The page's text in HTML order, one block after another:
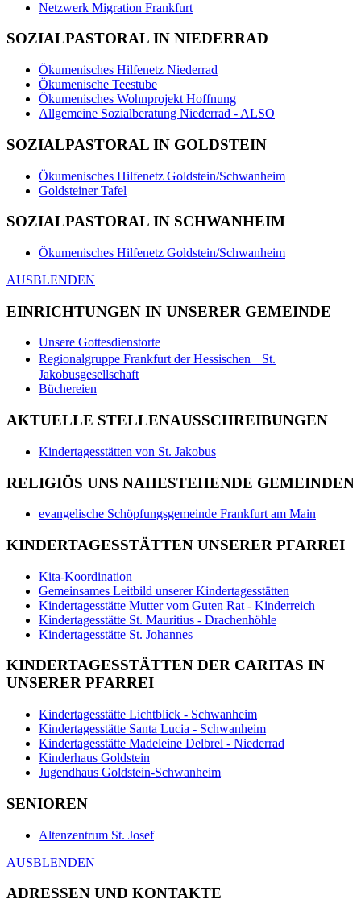
Netzwerk Migration Frankfurt
SOZIALPASTORAL IN NIEDERRAD
Ökumenisches Hilfenetz Niederrad
Ökumenische Teestube
Ökumenisches Wohnprojekt Hoffnung
Allgemeine Sozialberatung Niederrad - ALSO
SOZIALPASTORAL IN GOLDSTEIN
Ökumenisches Hilfenetz Goldstein/Schwanheim
Goldsteiner Tafel
SOZIALPASTORAL IN SCHWANHEIM
Ökumenisches Hilfenetz Goldstein/Schwanheim
AUSBLENDEN
EINRICHTUNGEN IN UNSERER GEMEINDE
Unsere Gottesdienstorte
Regionalgruppe Frankfurt der Hessischen St.
Jakobusgesellschaft
Büchereien
AKTUELLE STELLENAUSSCHREIBUNGEN
Kindertagesstätten von St. Jakobus
RELIGIÖS UNS NAHESTEHENDE GEMEINDEN
evangelische Schöpfungsgemeinde Frankfurt am Main
KINDERTAGESSTÄTTEN UNSERER PFARREI
Kita-Koordination
Gemeinsames Leitbild unserer Kindertagesstätten
Kindertagesstätte Mutter vom Guten Rat - Kinderreich
Kindertagesstätte St. Mauritius - Drachenhöhle
Kindertagesstätte St. Johannes
KINDERTAGESSTÄTTEN DER CARITAS IN
UNSERER PFARREI
Kindertagesstätte Lichtblick - Schwanheim
Kindertagesstätte Santa Lucia - Schwanheim
Kindertagesstätte Madeleine Delbrel - Niederrad
Kinderhaus Goldstein
Jugendhaus Goldstein-Schwanheim
SENIOREN
Altenzentrum St. Josef
AUSBLENDEN
ADRESSEN UND KONTAKTE